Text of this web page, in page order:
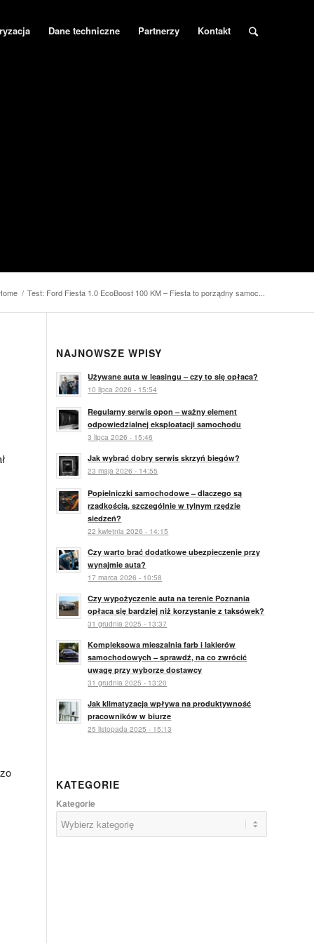
Dane techniczne Partnerzy Kontakt
/ Test: Ford Fiesta 1.0 EcoBoost 100 KM – Fiesta to porządny samoc...
NAJNOWSZE WPISY
Używane auta w leasingu – czy to się opłaca?
10 lipca 2026 - 15:54
Regularny serwis opon – ważny element
odpowiedzialnej eksploatacji samochodu
3 lipca 2026 - 15:46
Jak wybrać dobry serwis skrzyń biegów?
23 maja 2026 - 14:55
Popielniczki samochodowe – dlaczego są
rzadkością, szczególnie w tylnym rzędzie
siedzeń?
22 kwietnia 2026 - 14:15
Czy warto brać dodatkowe ubezpieczenie przy
wynajmie auta?
17 marca 2026 - 10:58
Czy wypożyczenie auta na terenie Poznania
opłaca się bardziej niż korzystanie z taksówek?
31 grudnia 2025 - 13:37
Kompleksowa mieszalnia farb i lakierów
samochodowych – sprawdź, na co zwrócić
uwagę przy wyborze dostawcy
31 grudnia 2025 - 13:20
Jak klimatyzacja wpływa na produktywność
pracowników w biurze
25 listopada 2025 - 15:13
KATEGORIE
Kategorie